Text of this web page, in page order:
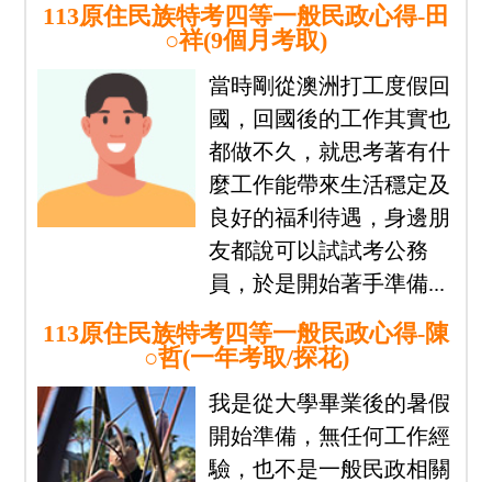
113原住民族特考四等一般民政心得-田
○祥(9個月考取)
當時剛從澳洲打工度假回
國，回國後的工作其實也
都做不久，就思考著有什
麼工作能帶來生活穩定及
良好的福利待遇，身邊朋
友都說可以試試考公務
員，於是開始著手準備...
113原住民族特考四等一般民政心得-陳
○哲(一年考取/探花)
我是從大學畢業後的暑假
開始準備，無任何工作經
驗，也不是一般民政相關